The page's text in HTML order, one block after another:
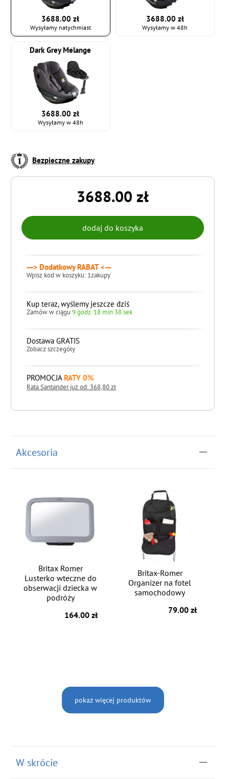
3688.00 zł
Wysyłamy natychmiast
3688.00 zł
Wysyłamy w 48h
Dark Grey Melange
3688.00 zł
Wysyłamy w 48h
Bezpieczne zakupy
3688.00 zł
---> Dodatkowy RABAT <---
Wpisz kod w koszyku: 1zakupy
Kup teraz, wyślemy jeszcze dziś
Zamów w ciągu9 godz. 18 min 37 sek
Dostawa GRATIS
Zobacz szczegóły
PROMOCJA RATY 0%
Rata Santander już od: 368,80 zł
Akcesoria
Britax Romer
Lusterko wteczne do
obserwacji dziecka w
podróży
164.00 zł
Britax-Romer
Organizer na fotel
samochodowy
79.00 zł
pokaż więcej produktów
W skrócie